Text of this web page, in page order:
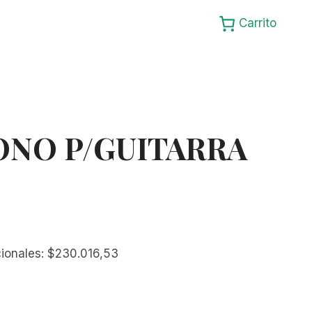
Carrito
P/GUITARRA
$230.016,53